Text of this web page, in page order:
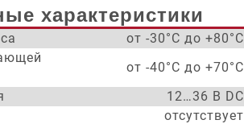
характеристики
от -30°С до +80°С
от -40°С до +70°С
12…36 В DC
отсутствует